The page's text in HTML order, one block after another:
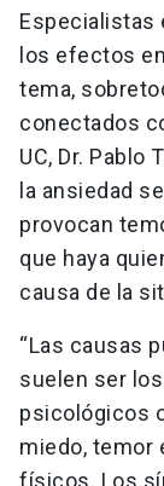
Especialistas
los efectos
tema,
conectados
UC, Dr. Pablo
la ansiedad
provocan
que haya
causa de la
“Las causas
suelen ser
psicológicos
miedo, temor
físicos. Los